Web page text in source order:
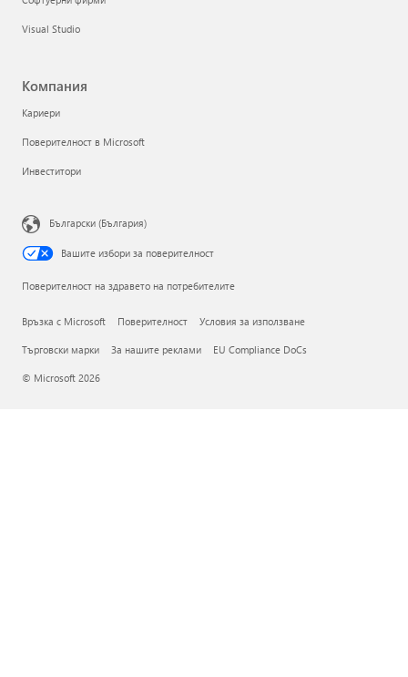
Visual Studio
Компания
Кариери
Поверителност в Microsoft
Инвеститори
Български (България)
Вашите избори за поверителност
Поверителност на здравето на потребителите
Връзка с Microsoft Поверителност Условия за използване
Търговски марки За нашите реклами EU Compliance DoCs
© Microsoft 2026